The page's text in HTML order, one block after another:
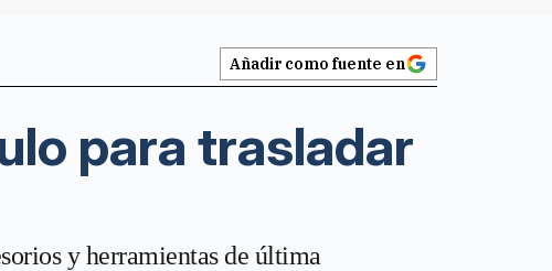
Añadir como fuente en
para trasladar
y herramientas de última